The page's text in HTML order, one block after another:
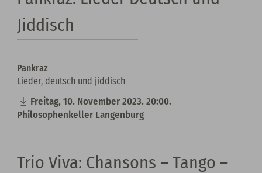
Jiddisch
Pankraz
Lieder, deutsch und jiddisch
Freitag, 10. November 2023. 20:00.
Philosophenkeller Langenburg
Trio Viva: Chansons – Tango –